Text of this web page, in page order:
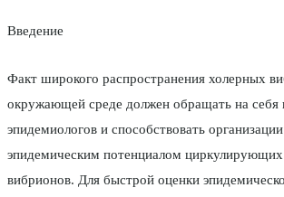
Введение
Факт широкого распространения холерных
окружающей среде должен обращать на себя
эпидемиологов и способствовать
эпидемическим потенциалом
вибрионов. Для быстрой оценки